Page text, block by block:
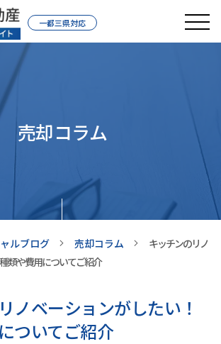
一都三県対応
売却コラム
ルブログ 売却コラム
キッチンのリノ
類や費用についてご紹介
ノベーションがしたい！
ついてご紹介